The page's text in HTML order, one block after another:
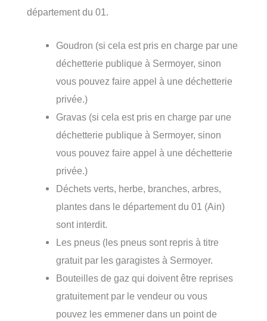
département du 01.
Goudron (si cela est pris en charge par une
déchetterie publique à Sermoyer, sinon
vous pouvez faire appel à une déchetterie
privée.)
Gravas (si cela est pris en charge par une
déchetterie publique à Sermoyer, sinon
vous pouvez faire appel à une déchetterie
privée.)
Déchets verts, herbe, branches, arbres,
plantes dans le département du 01 (Ain)
sont interdit.
Les pneus (les pneus sont repris à titre
gratuit par les garagistes à Sermoyer.
Bouteilles de gaz qui doivent être reprises
gratuitement par le vendeur ou vous
pouvez les emmener dans un point de